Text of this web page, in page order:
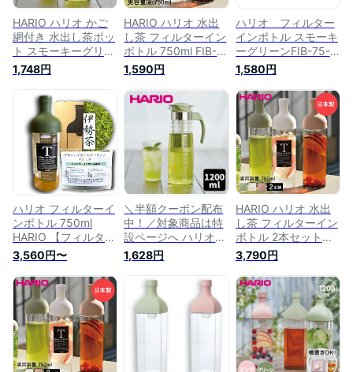
ト
HARIO ハリオ かご
網付き 水出し茶ポッ
ト スモーキーグリー
ン HCC-12-SG ｜ 水
出し お茶ポット か
ご網つき 耐熱 ガラ
ス ピッチャー 冷水
筒 ボトル 麦茶ポッ
ト 緑茶 紅茶 アイス
ティー
1,748円
HARIO ハリオ 水出
し茶 フィルターイン
ボトル 750ml FIB-
75 茶こし付 | ピッチ
ャー ポット ボトル
水出し ボトル型 耐
熱 耐熱ガラス 麦茶
ポット お茶ポット
お茶 水出しポット
おしゃれ 大容量 フ
ィルター付き ティー
ボトル 茶こし付き
水出しピッチャー 麦
茶ピッチャー
1,590円
ハリオ フィルター
インボトル スモーキ
ーグリーンFIB-75-
SG〇水出し ボトル
茶 耐熱 ガラス ポッ
ト 緑茶 お茶ボトル
冷蔵庫 保存容器 ピ
ッチャー お茶 スリ
ムジャグ ジャグ
HARIO
1,580円
ハリオ フィルターイ
ンボトル 750ml
HARIO 【フィルター
インボトル専用茶葉
セット】茶葉 水筒
冷蔵庫 ポット グリ
ーン ガラス製 冷茶
水出し 抹茶入り茶葉
セット 喜多製茶
【お茶屋が本気で考
えた水出し茶葉】耐
熱ガラス 熱湯 麦茶
3,560円〜
＼半額クーポン配布
中！／対象商品は特
設ページへ ハリオ
かご網付き 水出し茶
ポット スモーキーグ
リーン 水出し茶 茶
ポット 冷茶ポット
麦茶ポット 冷水筒
フレーバーウォータ
1,628円
HARIO ハリオ 水出
し茶 フィルターイン
ボトル 2本セット
750ml FIB-75 茶こ
し付 | ピッチャー ポ
ット ボトル 水出し
ボトル型 耐熱 耐熱
ガラス 麦茶ポット
お茶ポット お茶 水
出しポット おしゃれ
大容量 フィルター付
き 茶こし付き 水出
3,790円